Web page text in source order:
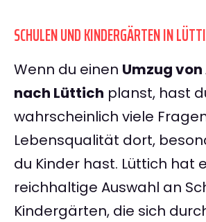
SCHULEN UND KINDERGÄRTEN IN
Wenn du einen Umzug
nach Lüttich planst, hast
wahrscheinlich viele
Lebensqualität dort,
du Kinder hast. Lüttich hat
reichhaltige Auswahl an
Kindergärten, die sich